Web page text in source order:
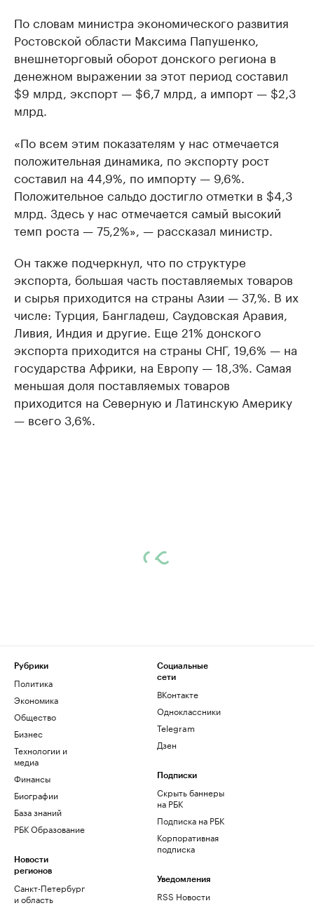
По словам министра экономического развития
Ростовской области Максима Папушенко,
внешнеторговый оборот донского региона в
денежном выражении за этот период составил
$9 млрд, экспорт — $6,7 млрд, а импорт — $2,3
млрд.
«По всем этим показателям у нас отмечается
положительная динамика, по экспорту рост
составил на 44,9%, по импорту — 9,6%.
Положительное сальдо достигло отметки в $4,3
млрд. Здесь у нас отмечается самый высокий
темп роста — 75,2%», — рассказал министр.
Он также подчеркнул, что по структуре
экспорта, большая часть поставляемых товаров
и сырья приходится на страны Азии — 37,%. В их
числе: Турция, Бангладеш, Саудовская Аравия,
Ливия, Индия и другие. Еще 21% донского
экспорта приходится на страны СНГ, 19,6% — на
государства Африки, на Европу — 18,3%. Самая
меньшая доля поставляемых товаров
приходится на Северную и Латинскую Америку
— всего 3,6%.
Рубрики
Политика
Экономика
Общество
Бизнес
Технологии и
медиа
Финансы
Биографии
База знаний
РБК Образование
Новости
регионов
Санкт-Петербург
и область
Социальные
сети
ВКонтакте
Одноклассники
Telegram
Дзен
Подписки
Скрыть баннеры
на РБК
Подписка на РБК
Корпоративная
подписка
Уведомления
RSS Новости